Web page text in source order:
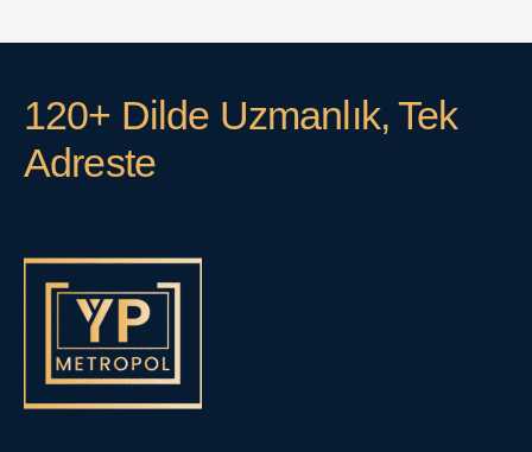
120+ Dilde Uzmanlık, Tek
Adreste